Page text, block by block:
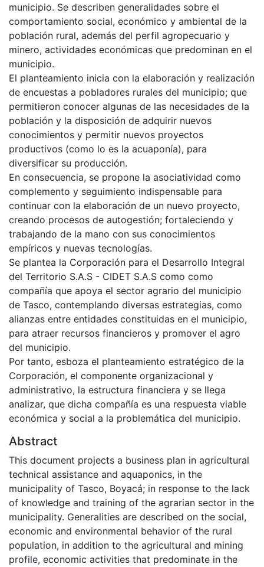
municipio. Se describen generalidades sobre el
comportamiento social, económico y ambiental de la
población rural, además del perfil agropecuario y
minero, actividades económicas que predominan en el
municipio.
El planteamiento inicia con la elaboración y realización
de encuestas a pobladores rurales del municipio; que
permitieron conocer algunas de las necesidades de la
población y la disposición de adquirir nuevos
conocimientos y permitir nuevos proyectos
productivos (como lo es la acuaponía), para
diversificar su producción.
En consecuencia, se propone la asociatividad como
complemento y seguimiento indispensable para
continuar con la elaboración de un nuevo proyecto,
creando procesos de autogestión; fortaleciendo y
trabajando de la mano con sus conocimientos
empíricos y nuevas tecnologías.
Se plantea la Corporación para el Desarrollo Integral
del Territorio S.A.S - CIDET S.A.S como como
compañía que apoya el sector agrario del municipio
de Tasco, contemplando diversas estrategias, como
alianzas entre entidades constituidas en el municipio,
para atraer recursos financieros y promover el agro
del municipio.
Por tanto, esboza el planteamiento estratégico de la
Corporación, el componente organizacional y
administrativo, la estructura financiera y se llega
analizar, que dicha compañía es una respuesta viable
económica y social a la problemática del municipio.
Abstract
This document projects a business plan in agricultural
technical assistance and aquaponics, in the
municipality of Tasco, Boyacá; in response to the lack
of knowledge and training of the agrarian sector in the
municipality. Generalities are described on the social,
economic and environmental behavior of the rural
population, in addition to the agricultural and mining
profile, economic activities that predominate in the